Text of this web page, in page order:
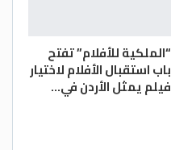
“الملكية للأفلام” تفتح
باب استقبال الأفلام لاختيار
فيلم يمثل الأردن في…